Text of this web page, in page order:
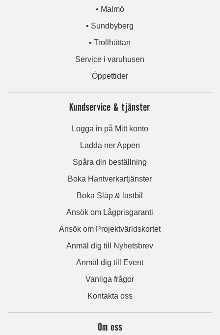
• Malmö
• Sundbyberg
• Trollhättan
Service i varuhusen
Öppettider
Kundservice & tjänster
Logga in på Mitt konto
Ladda ner Appen
Spåra din beställning
Boka Hantverkartjänster
Boka Släp & lastbil
Ansök om Lågprisgaranti
Ansök om Projektvärldskortet
Anmäl dig till Nyhetsbrev
Anmäl dig till Event
Vanliga frågor
Kontakta oss
Om oss